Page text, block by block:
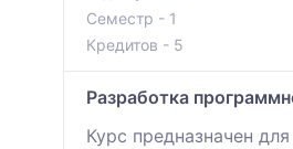
Семестр - 1
Кредитов - 5
Разработка
Курс предназначен